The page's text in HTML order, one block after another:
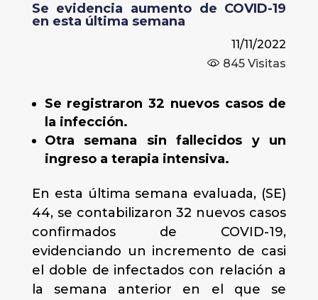
Se evidencia aumento de COVID-19
en esta última semana
11/11/2022
845 Visitas
Se registraron 32 nuevos casos de
la infección.
Otra semana sin fallecidos y un
ingreso a terapia intensiva.
En esta última semana evaluada, (SE)
44, se contabilizaron 32 nuevos casos
confirmados de COVID-19,
evidenciando un incremento de casi
el doble de infectados con relación a
la semana anterior en el que se